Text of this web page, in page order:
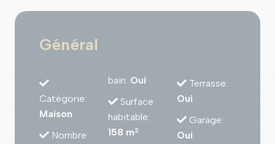
Général
Catégorie:
Maison
Nombre
bain: Oui
Surface
habitable:
158 m2
Terrasse:
Oui
Garage:
Oui